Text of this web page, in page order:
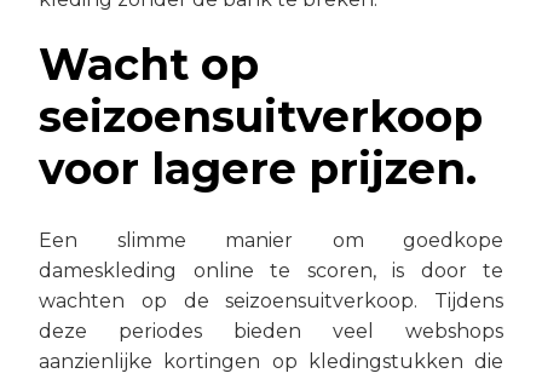
Wacht op
seizoensuitverkoop
voor lagere prijzen.
Een slimme manier om goedkope
dameskleding online te scoren, is door te
wachten op de seizoensuitverkoop. Tijdens
deze periodes bieden veel webshops
aanzienlijke kortingen op kledingstukken die